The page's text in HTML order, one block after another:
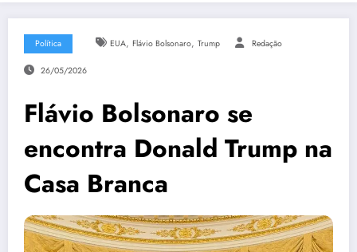
Política EUA, Flávio Bolsonaro, Trump Redação
26/05/2026
Flávio Bolsonaro se
encontra Donald Trump na
Casa Branca